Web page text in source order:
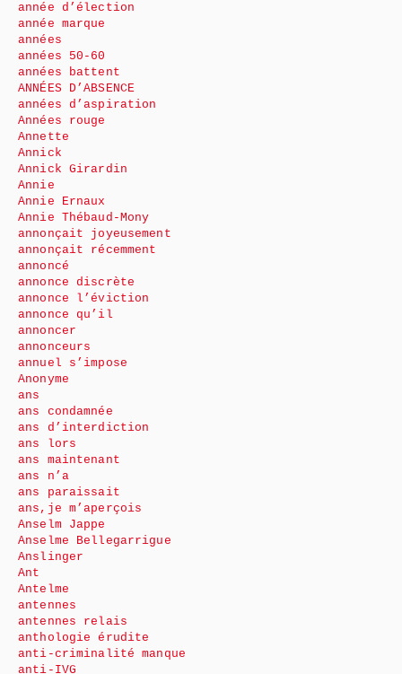
année d’élection
année marque
années
années 50-60
années battent
ANNÉES D’ABSENCE
années d’aspiration
Années rouge
Annette
Annick
Annick Girardin
Annie
Annie Ernaux
Annie Thébaud-Mony
annonçait joyeusement
annonçait récemment
annoncé
annonce discrète
annonce l’éviction
annonce qu’il
annoncer
annonceurs
annuel s’impose
Anonyme
ans
ans condamnée
ans d’interdiction
ans lors
ans maintenant
ans n’a
ans paraissait
ans,je m’aperçois
Anselm Jappe
Anselme Bellegarrigue
Anslinger
Ant
Antelme
antennes
antennes relais
anthologie érudite
anti-criminalité manque
anti-IVG